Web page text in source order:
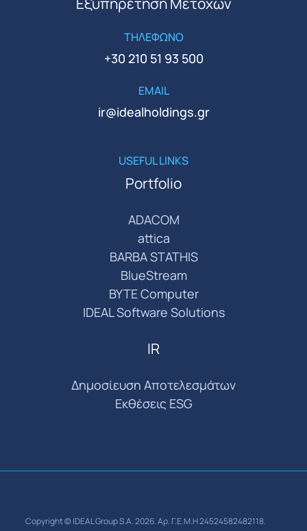
ΤΗΛΕΦΩΝΟ
+30 210 51 93 500
EMAIL
ir@idealholdings.gr
USEFUL LINKS
Portfolio
ADACOM
attica
BARBA STATHIS
BlueStream
BYTE Computer
IDEAL Software Solutions
IR
Δημοσίευση Αποτελεσμάτων
Εκθέσεις ESG
Copyright © IDEAL Group S.A. 2026. Αρ. Γ.Ε.Μ.Η 24524582482118.